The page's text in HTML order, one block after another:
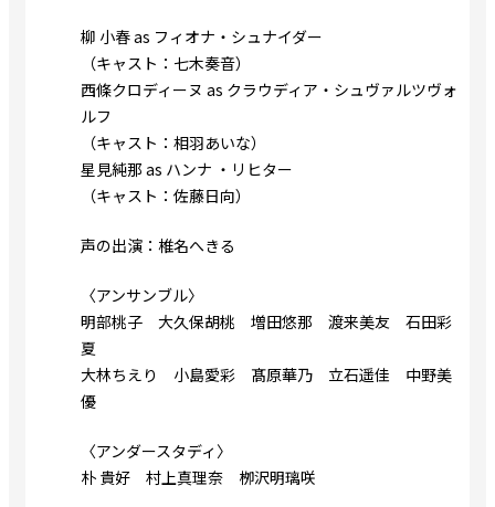
柳 小春 as フィオナ・シュナイダー
（キャスト：七木奏音）
西條クロディーヌ as クラウディア・シュヴァルツヴォ
ルフ
（キャスト：相羽あいな）
星見純那 as ハンナ ・リヒター
（キャスト：佐藤日向）
声の出演：椎名へきる
〈アンサンブル〉
明部桃子 大久保胡桃 増田悠那 渡来美友 石田彩
夏
大林ちえり 小島愛彩 髙原華乃 立石遥佳 中野美
優
〈アンダースタディ〉
朴 貴好 村上真理奈 栁沢明璃咲